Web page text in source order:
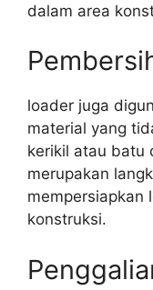
dalam area
loader juga
material yang
kerikil atau batu
merupakan
mempersiapkan
konstruksi.